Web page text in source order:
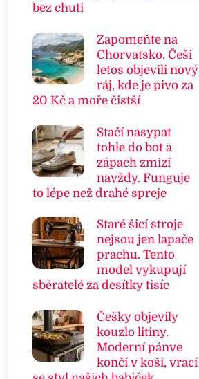
bez chuti
Zapomeňte na
Chorvatsko. Češi
letos objevili nový
ráj, kde je pivo za
20 Kč a moře čistší
Stačí nasypat
tohle do bot a
zápach zmizí
navždy. Funguje
to lépe než drahé spreje
Staré šicí stroje
nejsou jen lapače
prachu. Tento
model vykupují
sběratelé za desítky tisíc
Češky objevily
kouzlo litiny.
Moderní pánve
končí v koši, vrací